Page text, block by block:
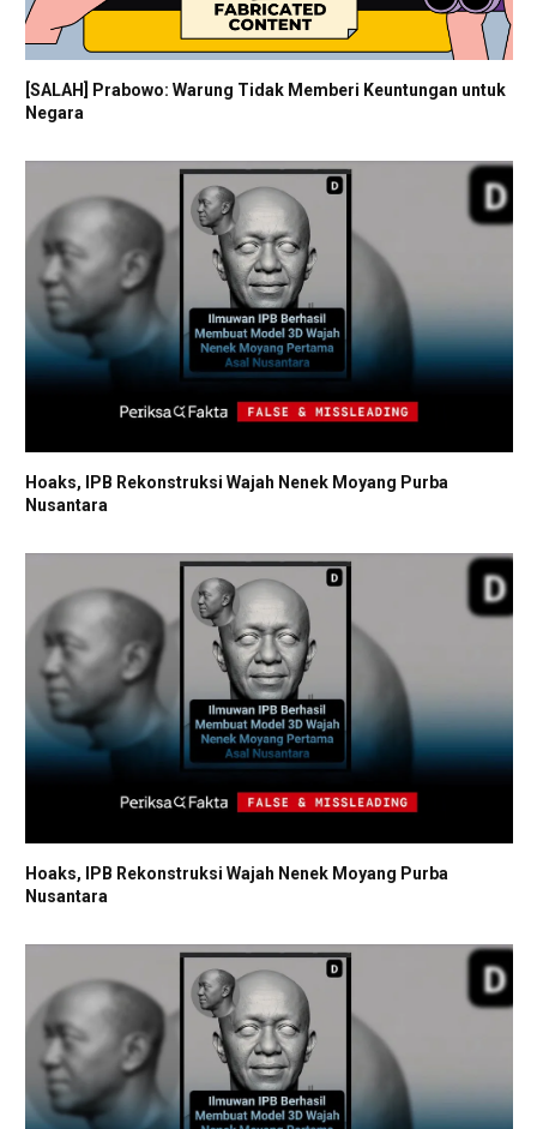
[SALAH] Prabowo: Warung Tidak Memberi Keuntungan untuk
Negara
Hoaks, IPB Rekonstruksi Wajah Nenek Moyang Purba
Nusantara
Hoaks, IPB Rekonstruksi Wajah Nenek Moyang Purba
Nusantara